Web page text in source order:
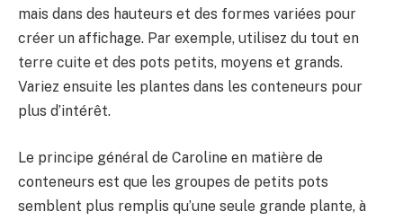
mais dans des hauteurs et des formes variées pour
créer un affichage. Par exemple, utilisez du tout en
terre cuite et des pots petits, moyens et grands.
Variez ensuite les plantes dans les conteneurs pour
plus d’intérêt.
Le principe général de Caroline en matière de
conteneurs est que les groupes de petits pots
semblent plus remplis qu’une seule grande plante, à